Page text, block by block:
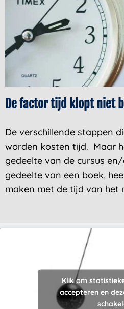
De factor tijd klopt niet
De verschillende stappen
worden kosten tijd. Maar
gedeelte van de cursus
gedeelte van een boek,
maken met de tijd van het
Klik om
accepteren en